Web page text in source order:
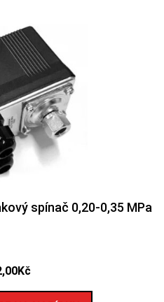
spínač 0,20-0,35 MPa
Kč